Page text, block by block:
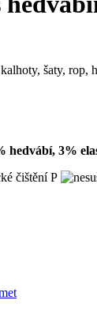
šaty, rop,
hedvábí, 3%